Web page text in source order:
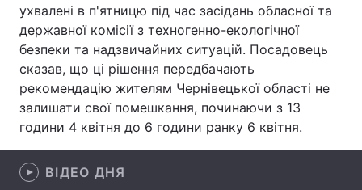
Зброя Інциденти
Здоров'я Туризм
Цікавинки Погода
Екологія
ухвалені в п'ятницю під час засідань обласної та
державної комісії з техногенно-екологічної
безпеки та надзвичайних ситуацій. Посадовець
сказав, що ці рішення передбачають
рекомендацію жителям Чернівецької області не
залишати свої помешкання, починаючи з 13
години 4 квітня до 6 години ранку 6 квітня.
ВІДЕО ДНЯ